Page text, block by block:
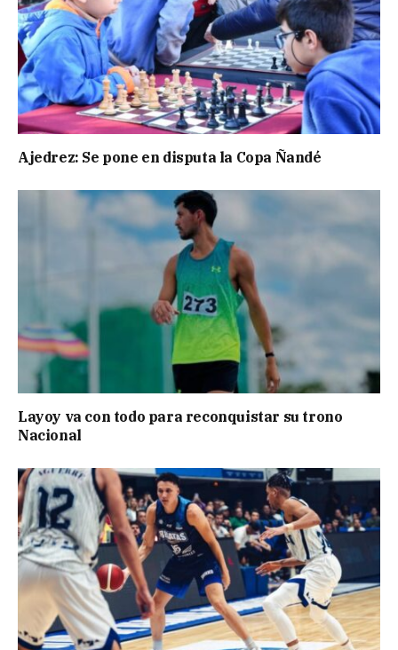
Ajedrez: Se pone en disputa la Copa Ñandé
Layoy va con todo para reconquistar su trono
Nacional